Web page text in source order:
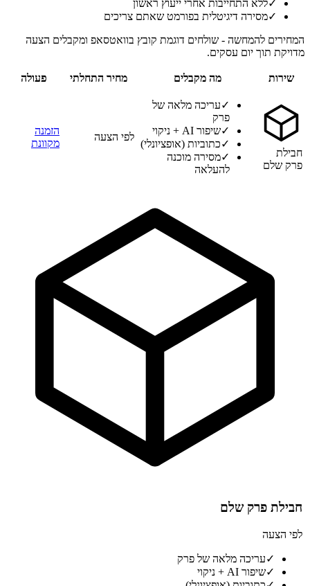
✓ללא התחייבות אחרי ייעוץ ראשון
✓מסירה דיגיטלית בפורמט שאתם צריכים
המחירים להמחשה - שולחים דוגמת קובץ בוואטסאפ ומקבלים הצעה
מדויקת תוך יום עסקים.
שירות מה מקבלים מחיר התחלתי פעולה
חבילת
פרק שלם
✓עריכה מלאה של
פרק
✓שיפור AI + ניקוי
✓כתוביות (אופציונלי)
✓מסירה מוכנה
להעלאה
לפי הצעה
הזמנה
מקוונת
חבילת פרק שלם
לפי הצעה
✓עריכה מלאה של פרק
✓שיפור AI + ניקוי